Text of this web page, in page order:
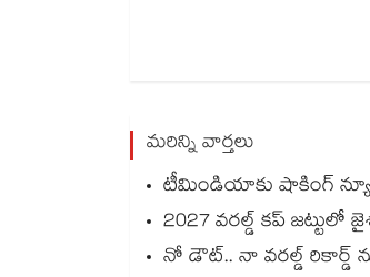
మరిన్ని వార్తలు
టీమిండియాకు షాకింగ్
2027 వరల్డ్ కప్‎
నో డౌట్.. నా వరల్డ్ రికార్డ్